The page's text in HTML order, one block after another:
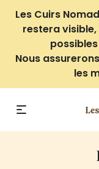
Les Cuirs
restera
Nous
les